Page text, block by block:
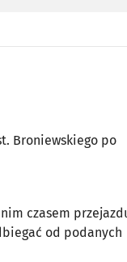
Broniewskiego po
czasem
od podanych